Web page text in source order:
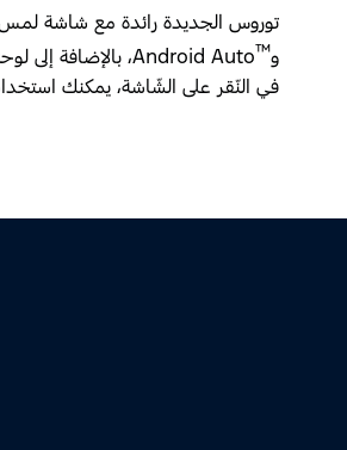
توروس الجديدة رائدة مع شاشة لمس قياس 13.2 بوصة
وAndroid Auto™
في النّقر على الشّاشة، يمكنك